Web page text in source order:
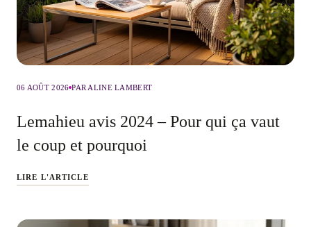
06 AOÛT 2026 PAR ALINE LAMBERT
Lemahieu avis 2024 – Pour qui ça vaut
le coup et pourquoi
LIRE L'ARTICLE